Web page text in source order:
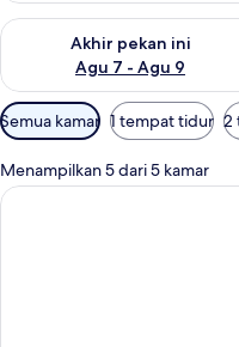
Akhir pekan ini
Agu 7 - Agu 9
Periksa ketersediaan untuk
Filter
tersedia
untuk
kamar
Semua kamar 1 tempat tidur 2
Menampilkan 5 dari 5 kamar